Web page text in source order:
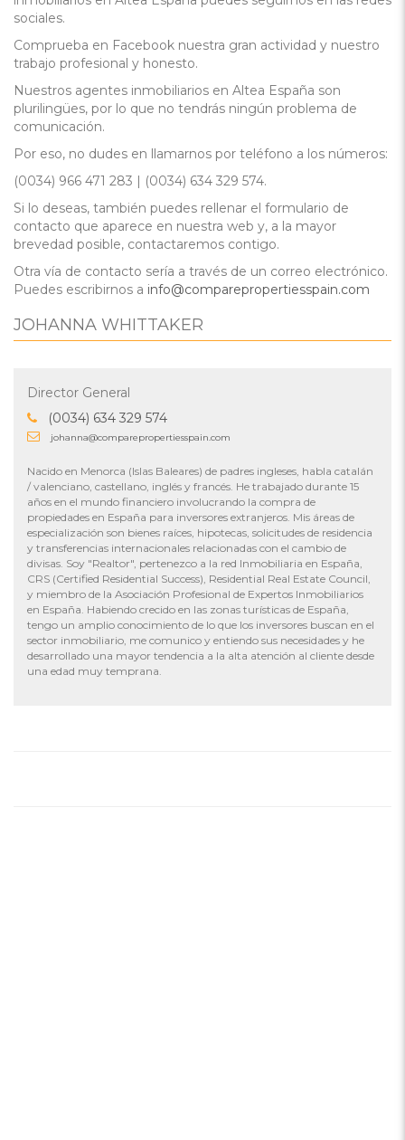
sociales.
Comprueba en Facebook nuestra gran actividad y nuestro
trabajo profesional y honesto.
Nuestros agentes inmobiliarios en Altea España son
plurilingües, por lo que no tendrás ningún problema de
comunicación.
Por eso, no dudes en llamarnos por teléfono a los números:
(0034) 966 471 283 | (0034) 634 329 574.
Si lo deseas, también puedes rellenar el formulario de
contacto que aparece en nuestra web y, a la mayor
brevedad posible, contactaremos contigo.
Otra vía de contacto sería a través de un correo electrónico.
Puedes escribirnos a info@comparepropertiesspain.com
JOHANNA WHITTAKER
Director General
(0034) 634 329 574
johanna@comparepropertiesspain.com
Nacido en Menorca (Islas Baleares) de padres ingleses, habla catalán
/ valenciano, castellano, inglés y francés. He trabajado durante 15
años en el mundo financiero involucrando la compra de
propiedades en España para inversores extranjeros. Mis áreas de
especialización son bienes raíces, hipotecas, solicitudes de residencia
y transferencias internacionales relacionadas con el cambio de
divisas. Soy "Realtor", pertenezco a la red Inmobiliaria en España,
CRS (Certified Residential Success), Residential Real Estate Council,
y miembro de la Asociación Profesional de Expertos Inmobiliarios
en España. Habiendo crecido en las zonas turísticas de España,
tengo un amplio conocimiento de lo que los inversores buscan en el
sector inmobiliario, me comunico y entiendo sus necesidades y he
desarrollado una mayor tendencia a la alta atención al cliente desde
una edad muy temprana.